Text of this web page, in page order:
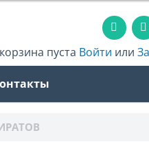
пуста Войти или